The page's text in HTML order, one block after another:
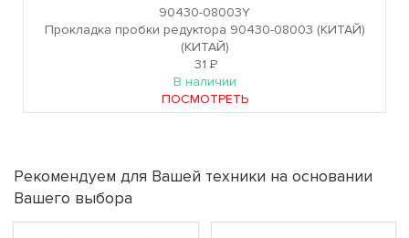
90430-08003Y
Прокладка пробки редуктора 90430-08003 (КИТАЙ)
(КИТАЙ)
31 Р
В наличии
ПОСМОТРЕТЬ
Рекомендуем для Вашей техники на основании
Вашего выбора